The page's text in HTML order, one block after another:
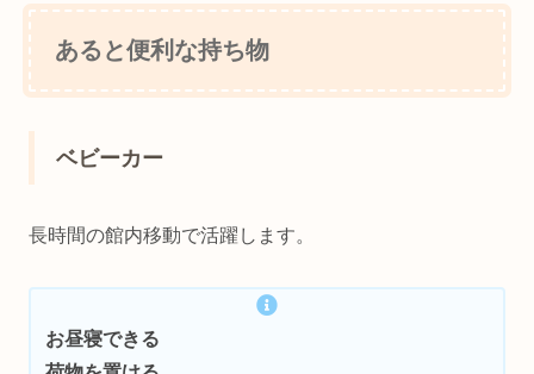
あると便利な持ち物
ベビーカー
長時間の館内移動で活躍します。
お昼寝できる